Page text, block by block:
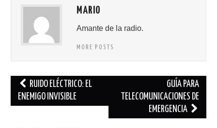
MARIO
Amante de la radio.
MORE POSTS
Navegación
de
RUIDO ELÉCTRICO: EL
ENEMIGO INVISIBLE
GUÍA PARA
TELECOMUNICACIONES DE
EMERGENCIA